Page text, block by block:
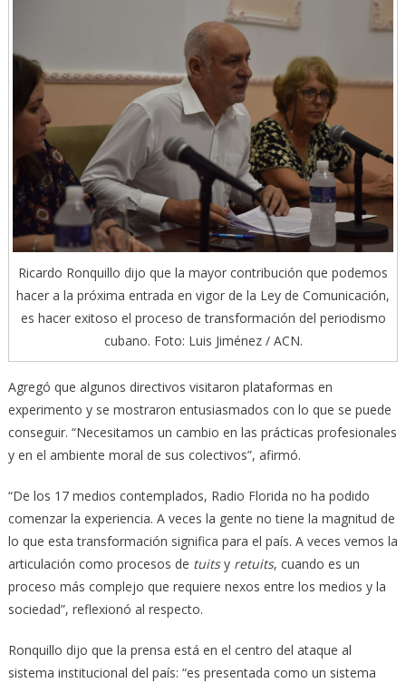
Ricardo Ronquillo dijo que la mayor contribución que podemos
hacer a la próxima entrada en vigor de la Ley de Comunicación,
es hacer exitoso el proceso de transformación del periodismo
cubano. Foto: Luis Jiménez / ACN.
Agregó que algunos directivos visitaron plataformas en
experimento y se mostraron entusiasmados con lo que se puede
conseguir. “Necesitamos un cambio en las prácticas profesionales
y en el ambiente moral de sus colectivos”, afirmó.
“De los 17 medios contemplados, Radio Florida no ha podido
comenzar la experiencia. A veces la gente no tiene la magnitud de
lo que esta transformación significa para el país. A veces vemos la
articulación como procesos de tuitsy retuits, cuando es un
proceso más complejo que requiere nexos entre los medios y la
sociedad”, reflexionó al respecto.
Ronquillo dijo que la prensa está en el centro del ataque al
sistema institucional del país: “es presentada como un sistema